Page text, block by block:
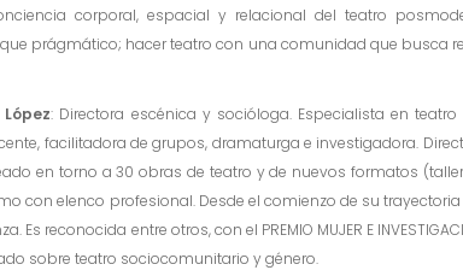
corporal, espacial y relacional del teatro
prágmático; hacer teatro con una comunidad que busca
: Directora escénica y socióloga. Especialista en
facilitadora de grupos, dramaturga e investigadora.
en torno a 30 obras de teatro y de nuevos formatos
con elenco profesional. Desde el comienzo de su
Es reconocida entre otros, con el PREMIO MUJER E
sobre teatro sociocomunitario y género.